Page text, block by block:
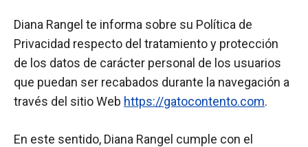
Diana Rangel te informa sobre su Política de
Privacidad respecto del tratamiento y protección
de los datos de carácter personal de los usuarios
que puedan ser recabados durante la navegación a
través del sitio Web https://gatocontento.com.
En este sentido, Diana Rangel cumple con el